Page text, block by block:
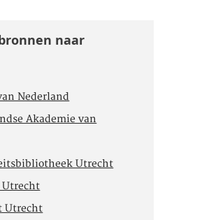
naar
Nederland
Akademie van
Utrecht
Utrecht
Utrecht